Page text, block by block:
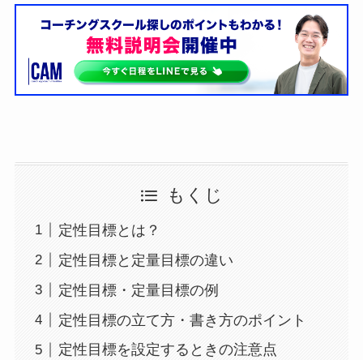
もくじ
定性目標とは？
定性目標と定量目標の違い
定性目標・定量目標の例
定性目標の立て方・書き方のポイント
定性目標を設定するときの注意点